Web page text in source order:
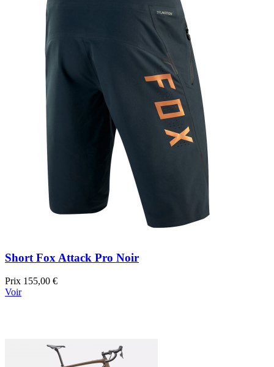
Short Fox Attack Pro Noir
Prix 155,00 €
Voir